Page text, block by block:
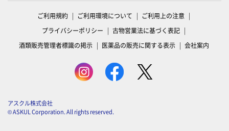
ご利用規約 ご利用環境について
ご利用上の注意
プライバシーポリシー
古物営業法に基づく表記
酒類販売管理者標識の掲示
医薬品の販売に関する表示 会社案内
アスクル株式会社
© ASKUL Corporation. All rights reserved.